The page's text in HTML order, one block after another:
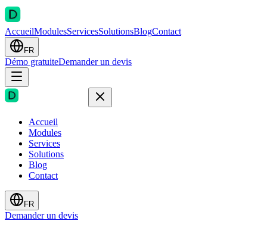
AccueilModulesServicesSolutionsBlogContact
FR
Démo gratuiteDemander un devis
Accueil
Modules
Services
Solutions
Blog
Contact
FR
Demander un devis